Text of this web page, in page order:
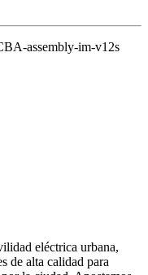
assembly-im-v12s
eléctrica urbana,
de alta calidad para